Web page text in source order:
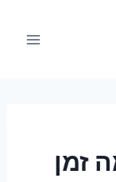
זמן